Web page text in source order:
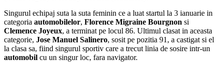
Singurul echipaj suta la suta feminin ce a luat startul la 3 ianuarie in
categoria automobilelor, Florence Migraine Bourgnon si
Clemence Joyeux, a terminat pe locul 86. Ultimul clasat in aceasta
categorie, Jose Manuel Salinero, sosit pe pozitia 91, a castigat si el
la clasa sa, fiind singurul sportiv care a trecut linia de sosire intr-un
automobil cu un singur loc, fara navigator.